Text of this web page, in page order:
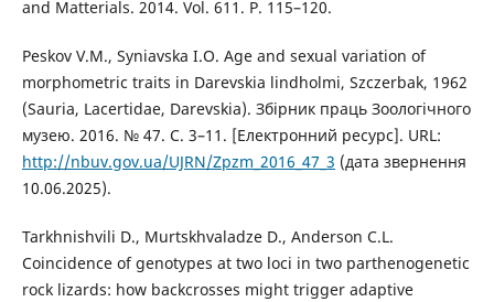
and Matterials. 2014. Vol. 611. P. 115–120.
Peskov V.M., Syniavska I.O. Age and sexual variation of
morphometric traits in Darevskia lindholmi, Szczerbak, 1962
(Sauria, Lacertidae, Darevskia). Збірник праць Зоологічного
музею. 2016. № 47. С. 3–11. [Електронний ресурс]. URL:
http://nbuv.gov.ua/UJRN/Zpzm_2016_47_3 (дата звернення
10.06.2025).
Tarkhnishvili D., Murtskhvaladze D., Anderson C.L.
Coincidence of genotypes at two loci in two parthenogenetic
rock lizards: how backcrosses might trigger adaptive